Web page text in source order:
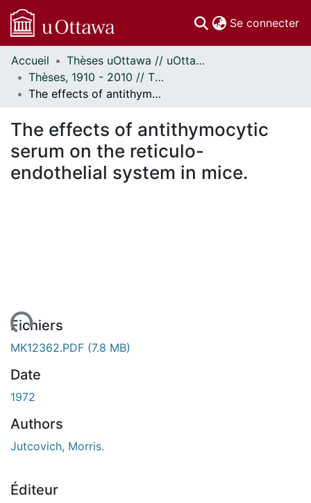
Se connecter
Communautés
et collections
Parcourir
À propos
Accueil
Thèses uOttawa // uOttawa Theses
Thèses, 1910 - 2010 // Theses, 1910 - 2010
The effects of antithymocytic serum on the reticulo-endothelial system in mice.
The effects of antithymocytic
serum on the reticulo-
endothelial system in mice.
Fichiers
MK12362.PDF (7.8 MB)
Date
1972
Authors
Jutcovich, Morris.
Éditeur